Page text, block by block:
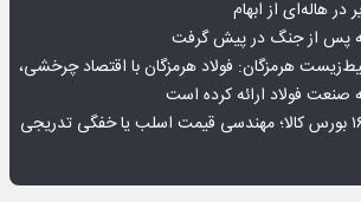
هاله‌ای از ابهام
پس از جنگ در پیش گرفت
هرمزگان: فولاد هرمزگان با اقتصاد چرخشی،
صنعت فولاد ارائه کرده است
ابلاغیه جنجالی ۱۶۳۰۰ بورس کالا؛ مهندسی قیمت اسلب یا خفگی تدریجی